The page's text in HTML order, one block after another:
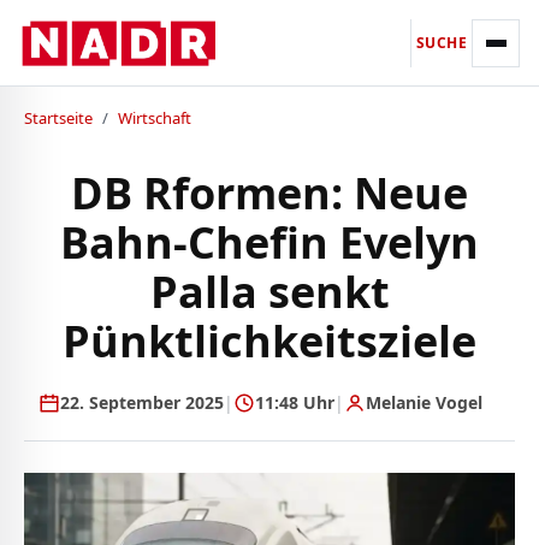
SUCHE
Startseite / Wirtschaft
DB Rformen: Neue
Bahn-Chefin Evelyn
Palla senkt
Pünktlichkeitsziele
22. September 2025| 11:48 Uhr| Melanie Vogel